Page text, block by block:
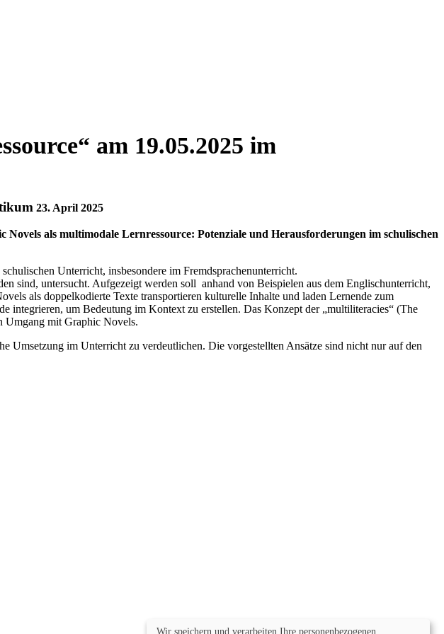
am 19.05.2025 im
23. April 2025
Novels als multimodale Lernressource: Potenziale und Herausforderungen im schulischen
Unterricht, insbesondere im Fremdsprachenunterricht.
sind, untersucht. Aufgezeigt werden soll anhand von Beispielen aus dem Englischunterricht,
als doppelkodierte Texte transportieren kulturelle Inhalte und laden Lernende zum
integrieren, um Bedeutung im Kontext zu erstellen. Das Konzept der „multiliteracies“ (The
Umgang mit Graphic Novels.
Umsetzung im Unterricht zu verdeutlichen. Die vorgestellten Ansätze sind nicht nur auf den
Wir speichern und verarbeiten Ihre personenbezogenen